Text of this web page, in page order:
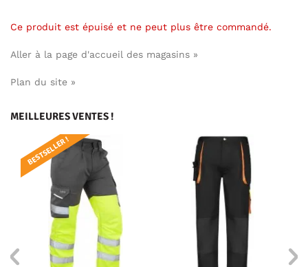
Ce produit est épuisé et ne peut plus être commandé.
Aller à la page d'accueil des magasins »
Plan du site »
MEILLEURES VENTES !
BESTSELLER !